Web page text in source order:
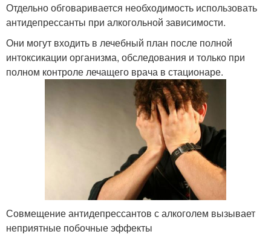
Отдельно обговаривается необходимость использовать
антидепрессанты при алкогольной зависимости.
Они могут входить в лечебный план после полной
интоксикации организма, обследования и только при
полном контроле лечащего врача в стационаре.
Совмещение антидепрессантов с алкоголем вызывает
неприятные побочные эффекты